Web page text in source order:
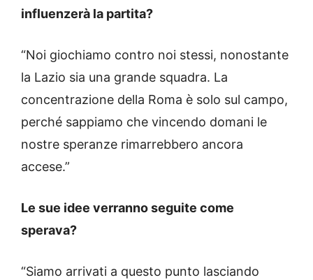
influenzerà la partita?
“Noi giochiamo contro noi stessi, nonostante
la Lazio sia una grande squadra. La
concentrazione della Roma è solo sul campo,
perché sappiamo che vincendo domani le
nostre speranze rimarrebbero ancora
accese.”
Le sue idee verranno seguite come
sperava?
“Siamo arrivati a questo punto lasciando